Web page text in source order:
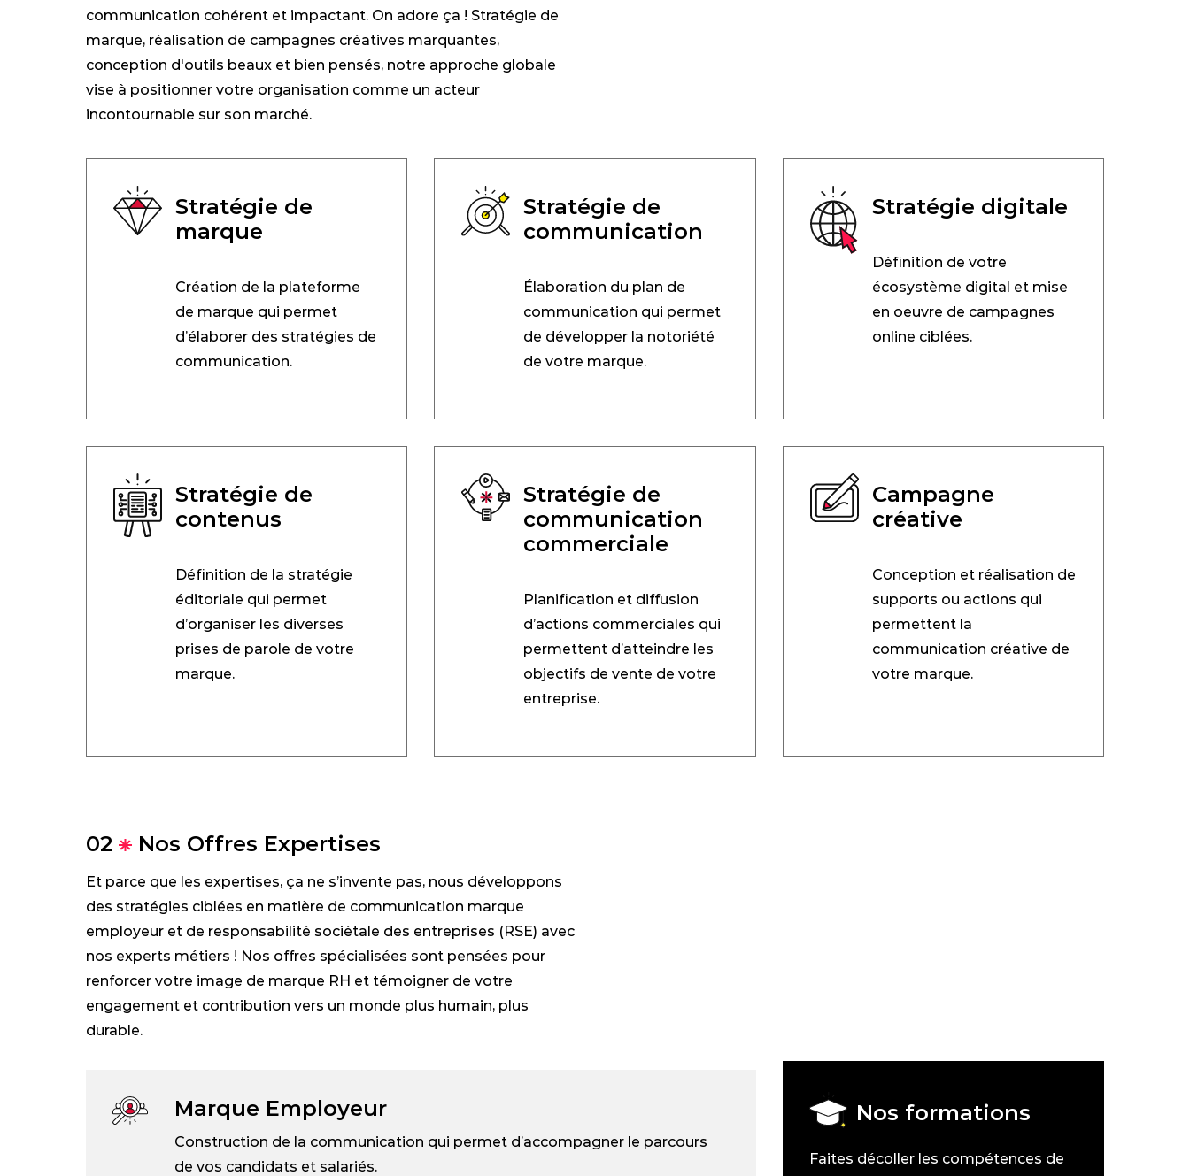
communication cohérent et impactant. On adore ça ! Stratégie de
marque, réalisation de campagnes créatives marquantes,
conception d'outils beaux et bien pensés, notre approche globale
vise à positionner votre organisation comme un acteur
incontournable sur son marché.
Stratégie de
marque
Création de la plateforme
de marque qui permet
d’élaborer des stratégies de
communication.
Stratégie de
communication
Élaboration du plan de
communication qui permet
de développer la notoriété
de votre marque.
Stratégie digitale
Définition de votre
écosystème digital et mise
en oeuvre de campagnes
online ciblées.
Stratégie de
contenus
Définition de la stratégie
éditoriale qui permet
d’organiser les diverses
prises de parole de votre
marque.
Stratégie de
communication
commerciale
Planification et diffusion
d’actions commerciales qui
permettent d’atteindre les
objectifs de vente de votre
entreprise.
Campagne
créative
Conception et réalisation de
supports ou actions qui
permettent la
communication créative de
votre marque.
02 Nos Offres Expertises
Et parce que les expertises, ça ne s’invente pas, nous développons
des stratégies ciblées en matière de communication marque
employeur et de responsabilité sociétale des entreprises (RSE) avec
nos experts métiers ! Nos offres spécialisées sont pensées pour
renforcer votre image de marque RH et témoigner de votre
engagement et contribution vers un monde plus humain, plus
durable.
Marque Employeur
Construction de la communication qui permet d’accompagner le parcours
de vos candidats et salariés.
Nos formations
Faites décoller les compétences de